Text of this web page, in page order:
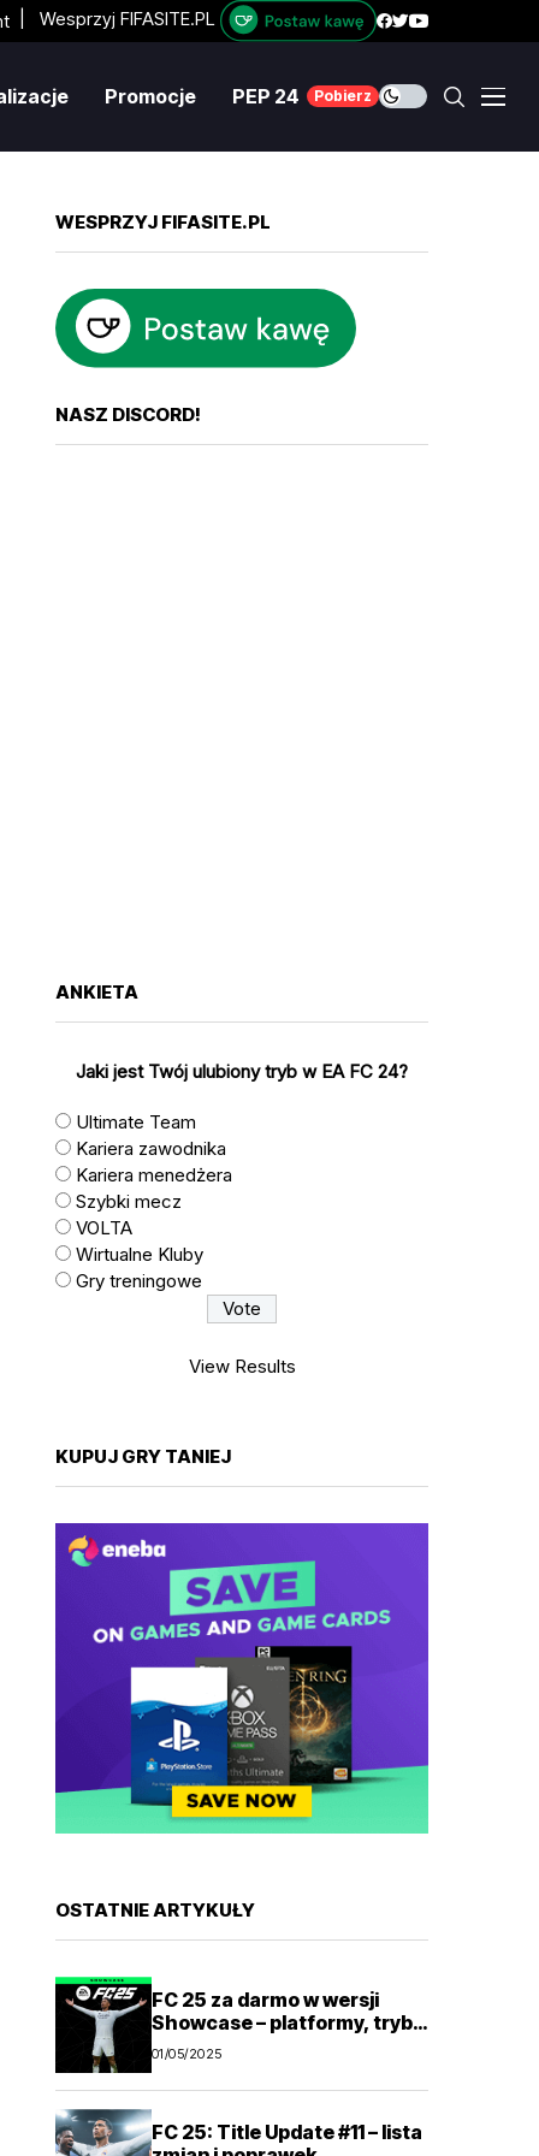
Wesprzyj FIFASITE.PL
Promocje PEP 24 Pobierz
WESPRZYJ FIFASITE.PL
NASZ DISCORD!
ANKIETA
Jaki jest Twój ulubiony tryb w EA FC 24?
Ultimate Team
Kariera zawodnika
Kariera menedżera
Szybki mecz
VOLTA
Wirtualne Kluby
Gry treningowe
View Results
KUPUJ GRY TANIEJ
OSTATNIE ARTYKUŁY
FC 25 za darmo w wersji
Showcase – platformy, tryby
gry
01/05/2025
FC 25: Title Update #11 – lista